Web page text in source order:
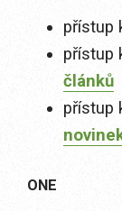
přístup
přístup
článků
přístup
ONE